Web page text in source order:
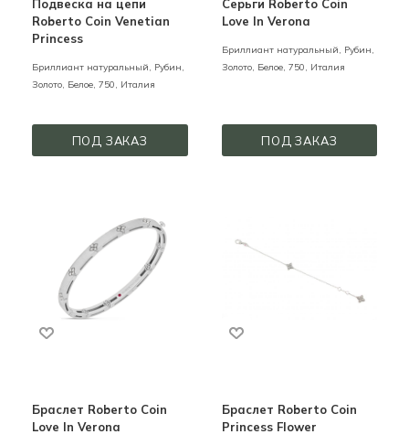
Подвеска на цепи
Roberto Coin Venetian
Princess
Бриллиант натуральный, Рубин,
Золото, Белое, 750, Италия
ПОД ЗАКАЗ
Серьги Roberto Coin
Love In Verona
Бриллиант натуральный, Рубин,
Золото, Белое, 750, Италия
ПОД ЗАКАЗ
Браслет Roberto Coin
Love In Verona
Браслет Roberto Coin
Princess Flower